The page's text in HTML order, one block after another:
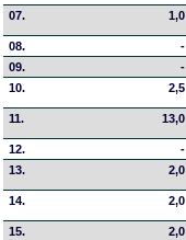
07. 1,0
08. -
09.
-
10.
2,5
11. 13,0
12. -
13.
2,0
14. 2,0
15. 2,0